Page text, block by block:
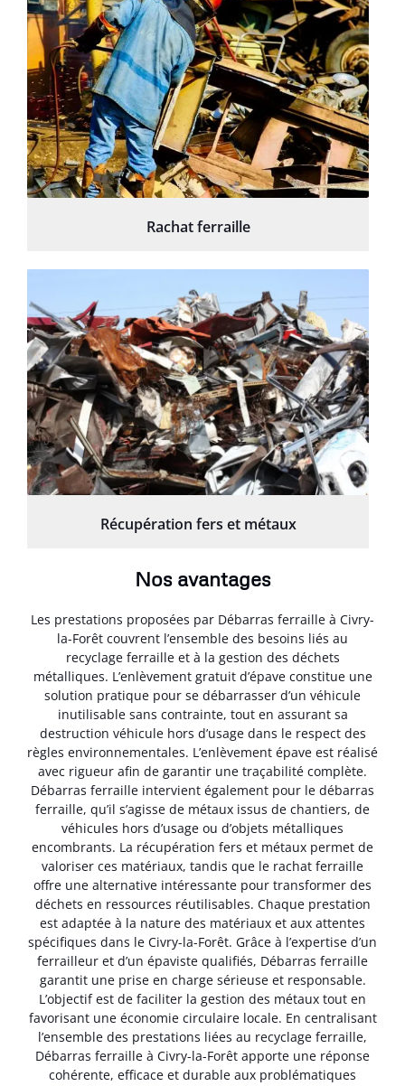
Rachat ferraille
Récupération fers et métaux
Nos avantages
Les prestations proposées par Débarras ferraille à Civry-
la-Forêt couvrent l’ensemble des besoins liés au
recyclage ferraille et à la gestion des déchets
métalliques. L’enlèvement gratuit d’épave constitue une
solution pratique pour se débarrasser d’un véhicule
inutilisable sans contrainte, tout en assurant sa
destruction véhicule hors d’usage dans le respect des
règles environnementales. L’enlèvement épave est réalisé
avec rigueur afin de garantir une traçabilité complète.
Débarras ferraille intervient également pour le débarras
ferraille, qu’il s’agisse de métaux issus de chantiers, de
véhicules hors d’usage ou d’objets métalliques
encombrants. La récupération fers et métaux permet de
valoriser ces matériaux, tandis que le rachat ferraille
offre une alternative intéressante pour transformer des
déchets en ressources réutilisables. Chaque prestation
est adaptée à la nature des matériaux et aux attentes
spécifiques dans le Civry-la-Forêt. Grâce à l’expertise d’un
ferrailleur et d’un épaviste qualifiés, Débarras ferraille
garantit une prise en charge sérieuse et responsable.
L’objectif est de faciliter la gestion des métaux tout en
favorisant une économie circulaire locale. En centralisant
l’ensemble des prestations liées au recyclage ferraille,
Débarras ferraille à Civry-la-Forêt apporte une réponse
cohérente, efficace et durable aux problématiques